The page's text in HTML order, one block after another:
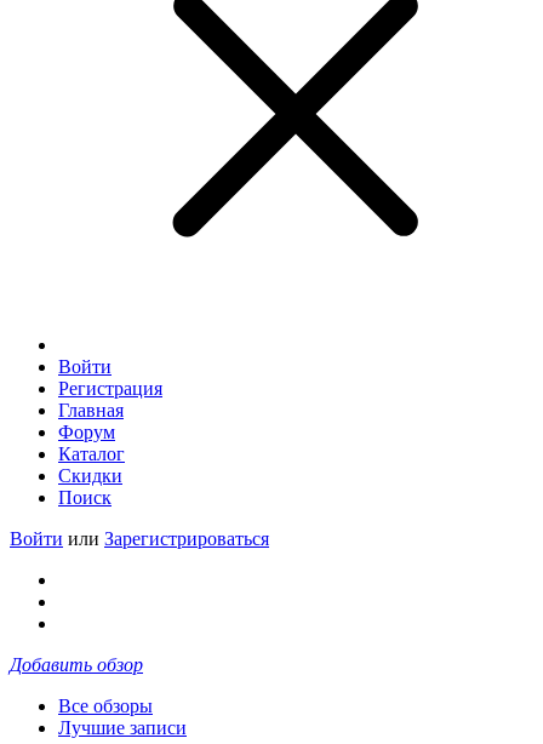
Войти
Регистрация
Главная
Форум
Каталог
Скидки
Поиск
Войти или Зарегистрироваться
Добавить обзор
Все обзоры
Лучшие записи